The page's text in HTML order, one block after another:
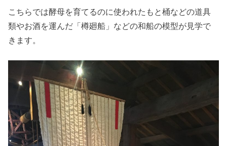
こちらでは酵母を育てるのに使われたもと桶などの道具
類やお酒を運んだ「樽廻船」などの和船の模型が見学で
きます。